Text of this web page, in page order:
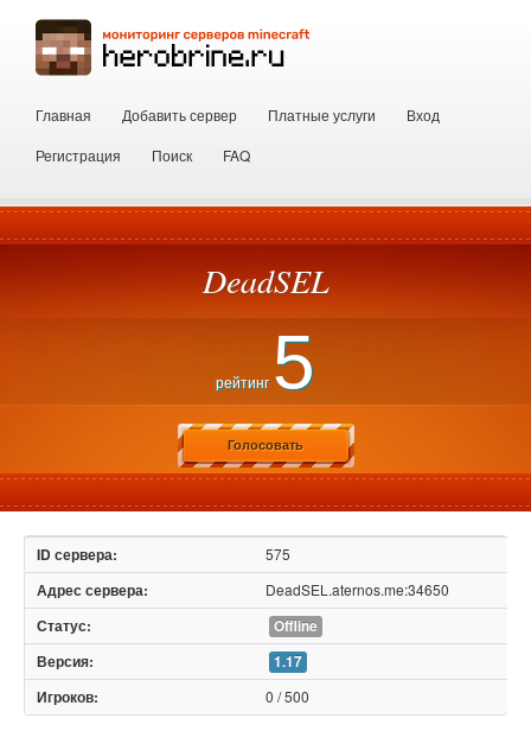
Главная Добавить сервер Платные услуги
Вход
Регистрация
Поиск FAQ
DeadSEL
рейтинг 5
Голосовать
575
DeadSEL.aternos.me:34650
Offline
1.17
0 / 500